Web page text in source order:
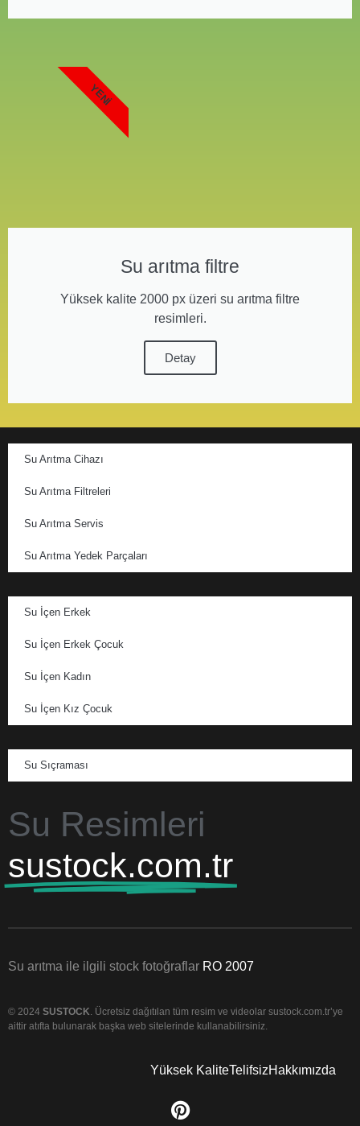
Su arıtma filtre
Yüksek kalite 2000 px üzeri su arıtma filtre
resimleri.
Detay
YENI
Su Arıtma Cihazı
Su Arıtma Filtreleri
Su Arıtma Servis
Su Arıtma Yedek Parçaları
Su İçen Erkek
Su İçen Erkek Çocuk
Su İçen Kadın
Su İçen Kız Çocuk
Su Sıçraması
Su Resimleri
sustock.com.tr
Su arıtma ile ilgili stock fotoğraflar RO 2007
© 2024 SUSTOCK . Ücretsiz dağıtılan tüm resim ve videolar sustock.com.tr’ye
aittir atıfta bulunarak başka web sitelerinde kullanabilirsiniz.
Yüksek KaliteTelifsizHakkımızda